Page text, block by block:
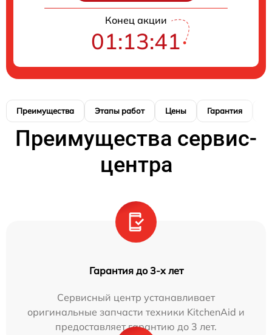
Конец акции
01:13:40
Преимущества Этапы работ Цены Гарантия
Преимущества сервис-
центра
Гарантия до 3-х лет
Сервисный центр устанавливает
оригинальные запчасти техники KitchenAid и
предоставляет гарантию до 3 лет.